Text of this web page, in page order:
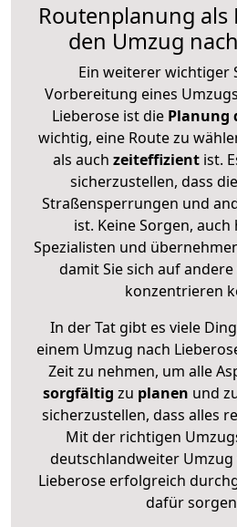
Routenplanung
den Umzug
Ein weiterer wichtiger
Vorbereitung eines
Lieberose ist diePlanung
wichtig, eine Route zu
als auch zeiteffizientist.
sicherzustellen, dass
Straßensperrungen und
ist. Keine Sorgen,
Spezialisten und
damit Sie sich auf
konzentrieren
In der Tat gibt es viele
einem Umzug nach
Zeit zu nehmen, um alle
sorgfältig zu planen und
sicherzustellen, dass alles
Mit der richtigen
deutschlandweiter Umzug
Lieberose erfolgreich
dafür